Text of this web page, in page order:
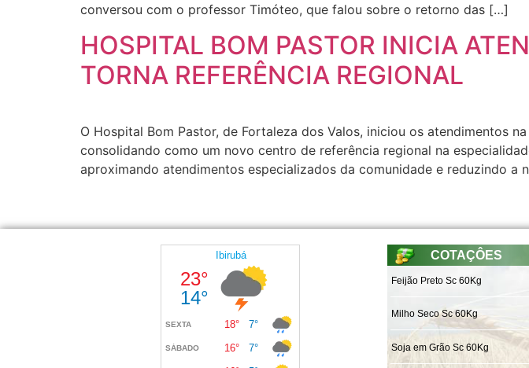
conversou com o professor Timóteo, que falou sobre o retorno das […]
HOSPITAL BOM PASTOR INICIA
TORNA REFERÊNCIA REGIONAL
O Hospital Bom Pastor, de Fortaleza dos Valos, iniciou os atendimentos
consolidando como um novo centro de referência regional na
aproximando atendimentos especializados da comunidade e reduzindo a